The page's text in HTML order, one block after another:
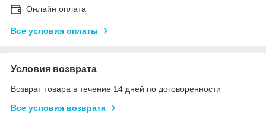
Онлайн оплата
Все условия оплаты
Условия возврата
Возврат товара в течение 14 дней по договоренности
Все условия возврата